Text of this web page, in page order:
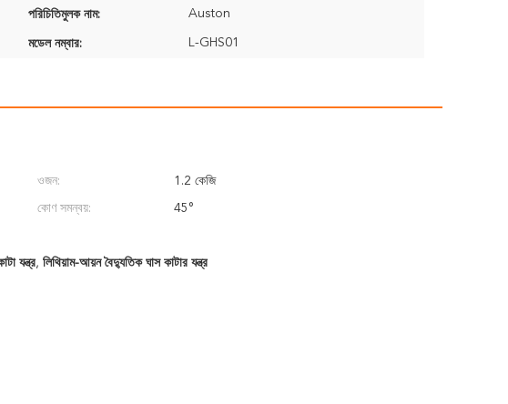
পরিচিতিমুলক নাম: Auston
মডেল নম্বার: L-GHS01
ওজন: 1.2 কেজি
কোণ সমন্বয়: 45°
যন্ত্র, লিথিয়াম-আয়ন বৈদ্যুতিক ঘাস কাটার যন্ত্র